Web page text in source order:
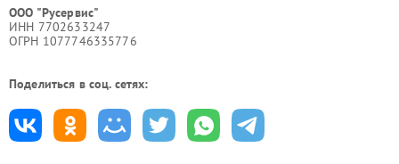
ООО "Русервис"
ИНН 7702633247
ОГРН 1077746335776
Поделиться в соц. сетях: